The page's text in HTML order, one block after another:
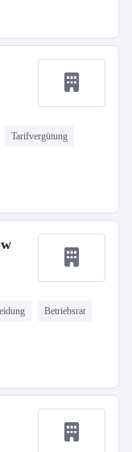
Tarifvergütung
Betriebsrat